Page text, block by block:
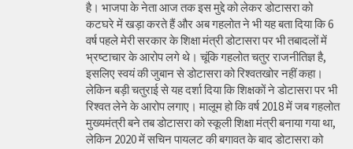
है। भाजपा के नेता आज तक इस मुद्दे को लेकर डोटासरा को
कटघरे में खड़ा करते हैं और अब गहलोत ने भी यह बता दिया कि 6
वर्ष पहले मेरी सरकार के शिक्षा मंत्री डोटासरा पर भी तबादलों में
भ्रष्टाचार के आरोप लगे थे। चूंकि गहलोत चतुर राजनीतिज्ञ है,
इसलिए स्वयं की जुबान से डोटासरा को रिश्वतखोर नहीं कहा।
लेकिन बड़ी चतुराई से यह दर्शा दिया कि शिक्षकों ने डोटासरा पर भी
रिश्वत लेने के आरोप लगाए। मालूम हो कि वर्ष 2018 में जब गहलोत
मुख्यमंत्री बने तब डोटासरा को स्कूली शिक्षा मंत्री बनाया गया था,
लेकिन 2020 में सचिन पायलट की बगावत के बाद डोटासरा को